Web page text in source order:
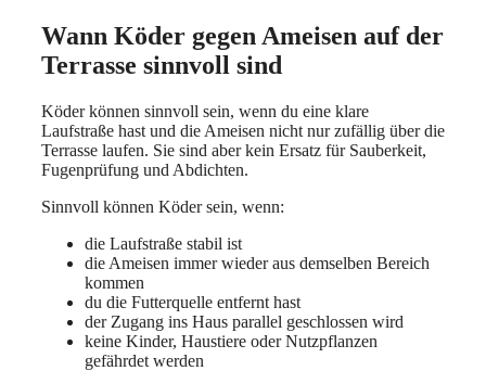
Wann Köder gegen Ameisen auf der
Terrasse sinnvoll sind
Köder können sinnvoll sein, wenn du eine klare
Laufstraße hast und die Ameisen nicht nur zufällig über die
Terrasse laufen. Sie sind aber kein Ersatz für Sauberkeit,
Fugenprüfung und Abdichten.
Sinnvoll können Köder sein, wenn:
die Laufstraße stabil ist
die Ameisen immer wieder aus demselben Bereich
kommen
du die Futterquelle entfernt hast
der Zugang ins Haus parallel geschlossen wird
keine Kinder, Haustiere oder Nutzpflanzen
gefährdet werden